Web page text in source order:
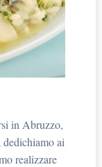
in Abruzzo,
ai
realizzare